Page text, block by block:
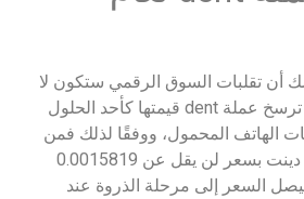
إلى 2030 لا شك أن تقلبات السوق الرقمي ستكون لا
تزال قائمة، ولكن قد ترسخ عملة dent قيمتها كأحد الحلول
الهاتف المحمول، ووفقًا لذلك فمن
المتوقع أن يتم تداول دينت بسعر لن يقل عن 0.0015819
السعر إلى مرحلة الذروة عند